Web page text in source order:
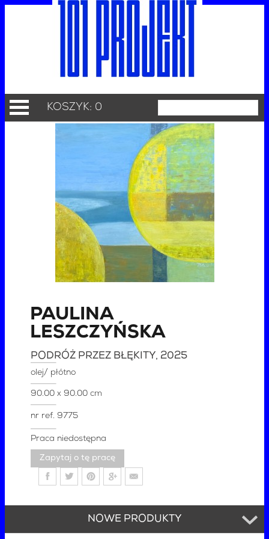
KOSZYK: 0
PAULINA
LESZCZYŃSKA
PODRÓŻ PRZEZ BŁĘKITY, 2025
olej/ płótno
90.00 x 90.00 cm
nr ref.9775
Praca niedostępna
Zapytaj o tę pracę
NOWE PRODUKTY